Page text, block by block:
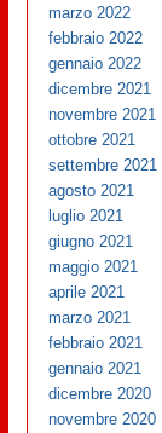
marzo 2022
febbraio 2022
gennaio 2022
dicembre 2021
novembre 2021
ottobre 2021
settembre 2021
agosto 2021
luglio 2021
giugno 2021
maggio 2021
aprile 2021
marzo 2021
febbraio 2021
gennaio 2021
dicembre 2020
novembre 2020